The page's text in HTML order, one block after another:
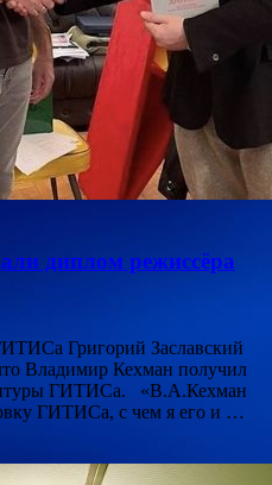
диплом режиссёра
Григорий Заславский
Владимир Кехман получил
ГИТИСа. «В.А.Кехман
ГИТИСа, с чем я его и …